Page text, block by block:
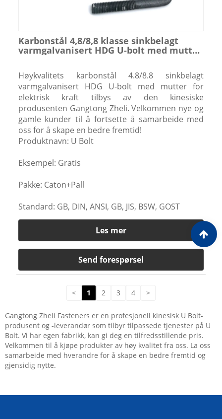
Karbonstål 4,8/8,8 klasse sinkbelagt
varmgalvanisert HDG U-bolt med mutter
Høykvalitets karbonstål 4.8/8.8 sinkbelagt
varmgalvanisert HDG U-bolt med mutter for
elektrisk kraft tilbys av den kinesiske
produsenten Gangtong Zheli. Velkommen nye og
gamle kunder til å fortsette å samarbeide med
oss ​​for å skape en bedre fremtid!
Produktnavn: U Bolt
Eksempel: Gratis
Pakke: Caton+Pall
Standard: GB, DIN, ANSI, GB, JIS, BSW, GOST
Les mer
Send forespørsel
< 1 2 3 4 >
Gangtong Zheli Fasteners er en profesjonell kinesisk U Bolt-
produsent og -leverandør som tilbyr tilpassede tjenester på U
Bolt. Vi har egen fabrikk, kan gi deg en tilfredsstillende pris.
Velkommen til å kjøpe produkter av høy kvalitet fra oss. La oss
samarbeide med hverandre for å skape en bedre fremtid og
gjensidig nytte.